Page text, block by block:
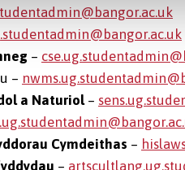
–
–
a Naturiol–
Cymdeithas –
–